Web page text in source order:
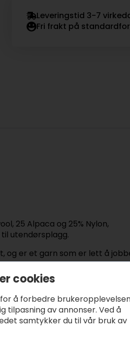
Leveringstid 3-7
Fri frakt på
25 Alpaca og 25% Nylon,
utendørsplagg.
og er et garn som er lett å
og er avhengig av
cookies
å forbedre
av annonser. Ved å
samtykker du til vår bruk av